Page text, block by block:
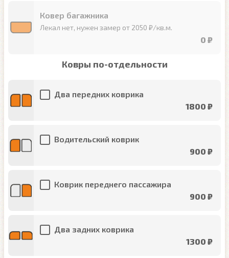
Ковер багажника
Лекал нет, нужен замер от 2050 ₽/кв.м.
0 ₽
Ковры по-отдельности
Два передних коврика
1800 ₽
Водительский коврик
900 ₽
Коврик переднего пассажира
900 ₽
Два задних коврика
1300 ₽